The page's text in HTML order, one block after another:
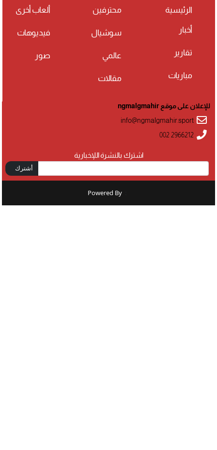
الرئيسية
أخبار
تقارير
مباريات
محترفين
سوشيال
عالمي
مقالات
ألعاب أخرى
فيديوهات
صور
اشترك بالنشرة اللإخبارية
أشترك
للإعلان على موقع ngmalgmahir
info@ngmalgmahir.sport
002 2966212
Powered By